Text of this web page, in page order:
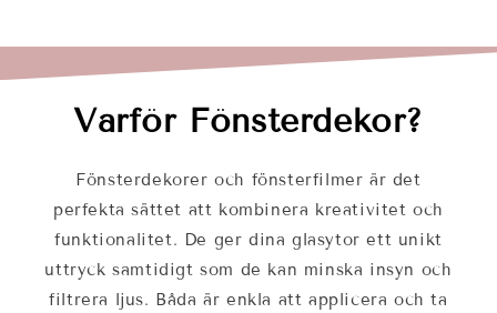
Varför Fönsterdekor?
Fönsterdekorer och fönsterfilmer är det
perfekta sättet att kombinera kreativitet och
funktionalitet. De ger dina glasytor ett unikt
uttryck samtidigt som de kan minska insyn och
filtrera ljus. Båda är enkla att applicera och ta